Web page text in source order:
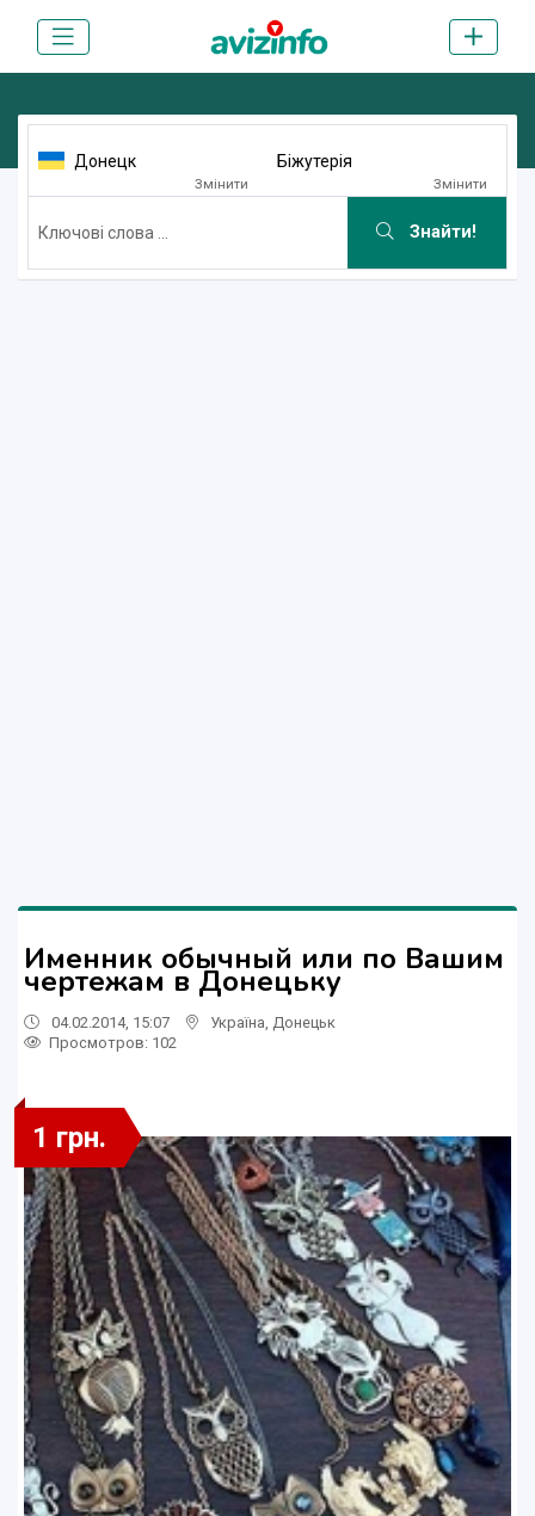
Донецк
Змінити
Біжутерія
Змінити
Знайти!
Именник обычный или по Вашим
чертежам в Донецьку
04.02.2014, 15:07 Україна Донецьк
Просмотров: 102
1 грн.